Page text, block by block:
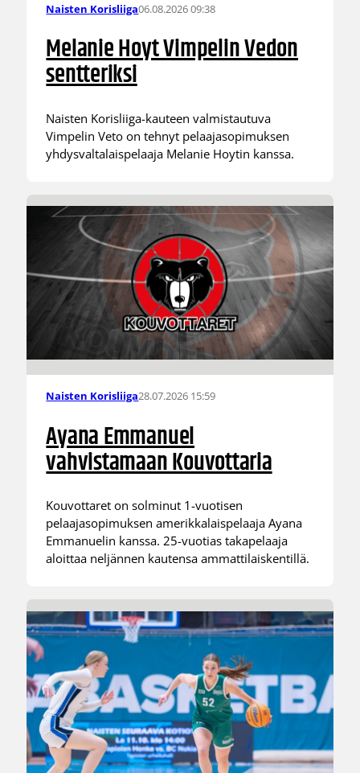
Naisten Korisliiga06.08.2026 09:38
Melanie Hoyt Vimpelin Vedon
sentteriksi
Naisten Korisliiga-kauteen valmistautuva
Vimpelin Veto on tehnyt pelaajasopimuksen
yhdysvaltalaispelaaja Melanie Hoytin kanssa.
Naisten Korisliiga28.07.2026 15:59
Ayana Emmanuel
vahvistamaan Kouvottaria
Kouvottaret on solminut 1-vuotisen
pelaajasopimuksen amerikkalaispelaaja Ayana
Emmanuelin kanssa. 25-vuotias takapelaaja
aloittaa neljännen kautensa ammattilaiskentillä.